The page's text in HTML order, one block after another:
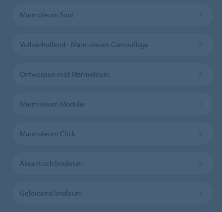
Marmoleum Soul
Vuilverhullend - Marmoleum Camouflage
Ontwerpen met Marmoleum
Marmoleum Modular
Marmoleum Click
Akoestisch linoleum
Geleidend linoleum